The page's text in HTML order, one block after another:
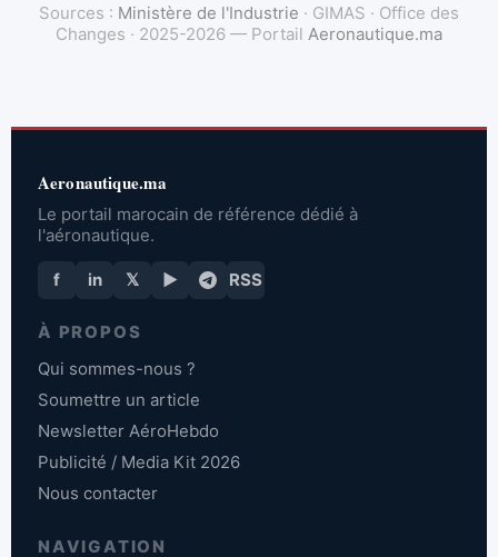
Sources : Ministère de l'Industrie · GIMAS · Office des
Changes · 2025-2026 — Portail Aeronautique.ma
Aeronautique.ma
Le portail marocain de référence dédié à
l'aéronautique.
f in 𝕏 ▶ RSS
À PROPOS
Qui sommes-nous ?
Soumettre un article
Newsletter AéroHebdo
Publicité / Media Kit 2026
Nous contacter
NAVIGATION